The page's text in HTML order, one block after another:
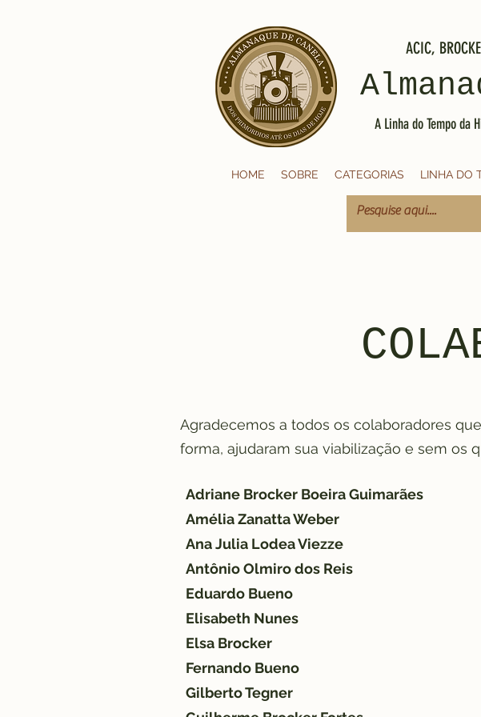
ACIC,
A Linha do Tempo da
HOME SOBRE CATEGORIAS LINHA DO
Agradecemos a todos os colaboradores
forma, ajudaram sua viabilização e sem os
Adriane Brocker Boeira Guimarães
Amélia Zanatta Weber
Ana Julia Lodea Viezze
Antônio Olmiro dos Reis
Eduardo Bueno
Elisabeth Nunes
Elsa Brocker
Fernando Bueno
Gilberto Tegner